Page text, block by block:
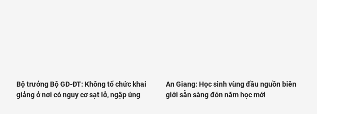
Bộ trưởng Bộ GD-ĐT: Không tổ chức khai
giảng ở nơi có nguy cơ sạt lở, ngập úng
An Giang: Học sinh vùng đầu nguồn biên
giới sẵn sàng đón năm học mới